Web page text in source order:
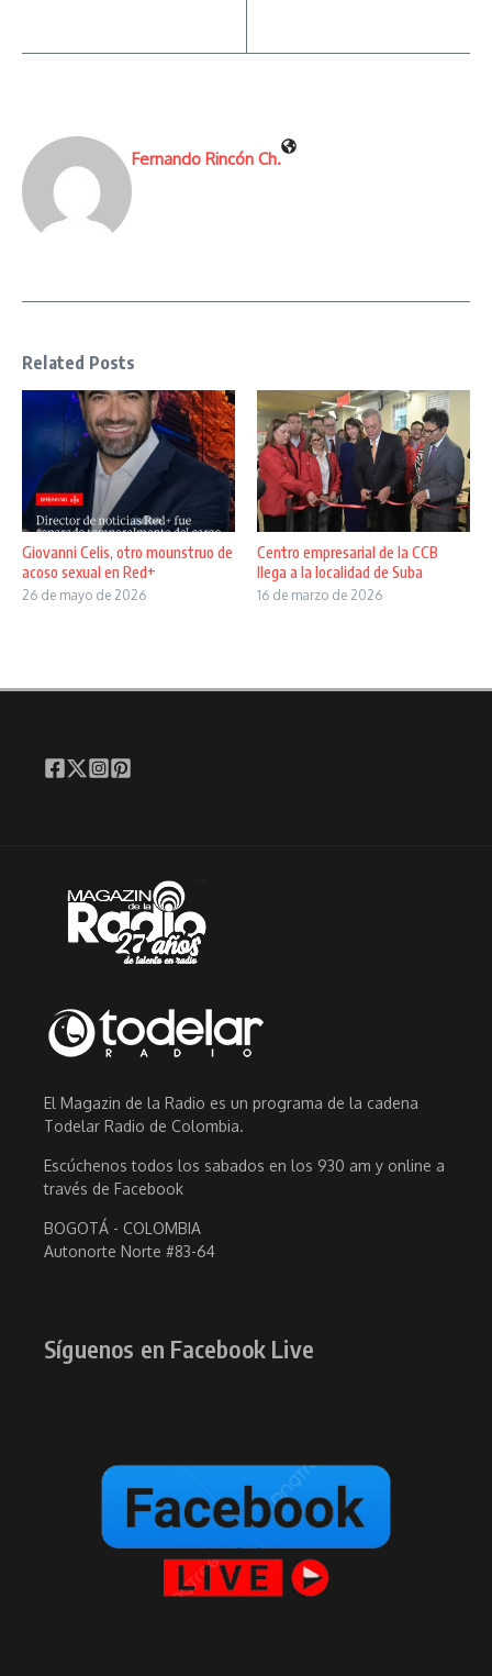
Fernando Rincón Ch.
Related Posts
Giovanni Celis, otro mounstruo de
acoso sexual en Red+
26 de mayo de 2026
Centro empresarial de la CCB
llega a la localidad de Suba
16 de marzo de 2026
El Magazin de la Radio es un programa de la cadena
Todelar Radio de Colombia.
Escúchenos todos los sabados en los 930 am y online a
través de Facebook
BOGOTÁ - COLOMBIA
Autonorte Norte #83-64
Síguenos en Facebook Live